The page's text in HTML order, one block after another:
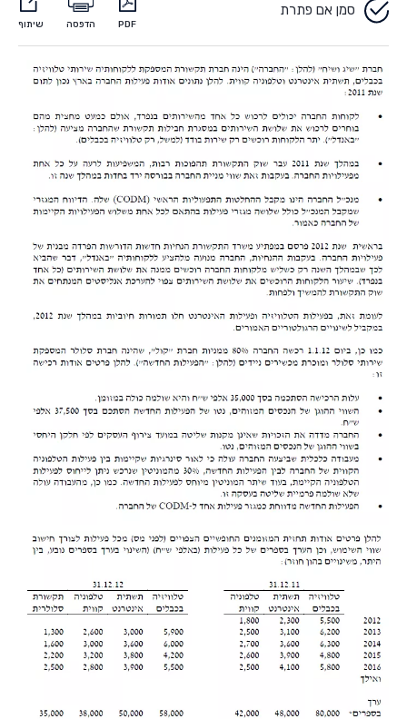
סמן אם פתרת
PDF הדפסה שיתוף